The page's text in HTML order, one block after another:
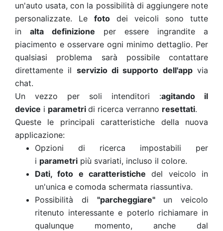
un'auto usata, con la possibilità di aggiungere note
personalizzate. Le foto dei veicoli sono tutte
in alta definizione per essere ingrandite a
piacimento e osservare ogni minimo dettaglio. Per
qualsiasi problema sarà possibile contattare
direttamente il servizio di supporto dell'appvia
chat.
Un vezzo per soli intenditori :agitando il
device i parametri di ricerca verranno resettati.
Queste le principali caratteristiche della nuova
applicazione:
Opzioni di ricerca impostabili per
i parametri più svariati, incluso il colore.
Dati, foto e caratteristiche del veicolo in
un'unica e comoda schermata riassuntiva.
Possibilità di "parcheggiare"un veicolo
ritenuto interessante e poterlo richiamare in
qualunque momento, anche dal